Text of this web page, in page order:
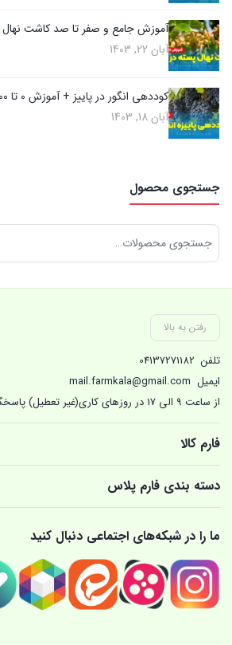
آموزش جامع و صفر تا صد کاشت نهال
آبان 22, 1403
کوددهی انگور در پاییز + آموزش 0 تا 100
آبان 18, 1403
جستجوی محصول
برای:
رفتن به بالا
تلفن 04137271182
ایمیل mail.farmkala@gmail.com
از ساعت 9 الی 17 در روزهای کاری(غیر تعطیل) پاسخگوی شماییم.
فارم کالا
دسته بندی فارم پلاس
ما را در شبکه‌های اجتماعی دنبال کنید